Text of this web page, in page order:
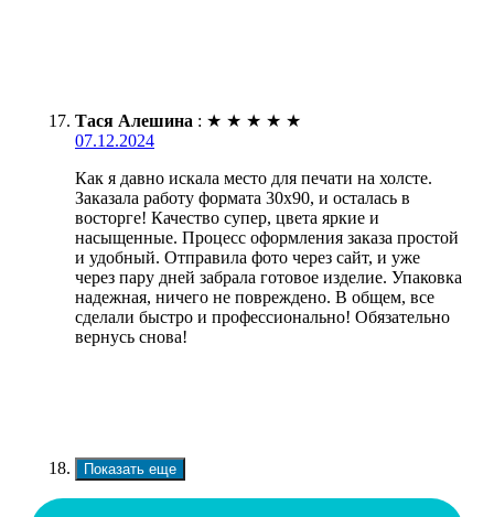
Тася Алешина : ★ ★ ★ ★ ★
07.12.2024
Как я давно искала место для печати на холсте.
Заказала работу формата 30х90, и осталась в
восторге! Качество супер, цвета яркие и
насыщенные. Процесс оформления заказа простой
и удобный. Отправила фото через сайт, и уже
через пару дней забрала готовое изделие. Упаковка
надежная, ничего не повреждено. В общем, все
сделали быстро и профессионально! Обязательно
вернусь снова!
Показать еще